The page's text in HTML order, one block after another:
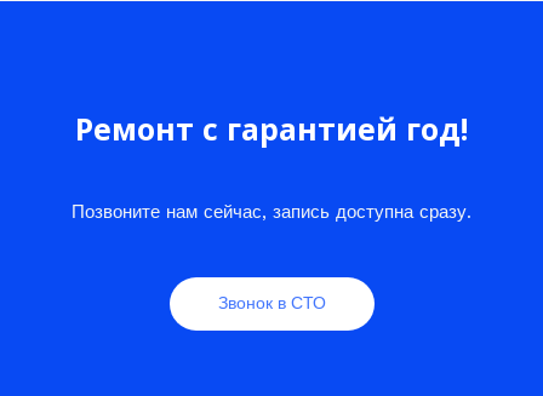
Ремонт с гарантией год!
Позвоните нам сейчас, запись доступна сразу.
Звонок в СТО